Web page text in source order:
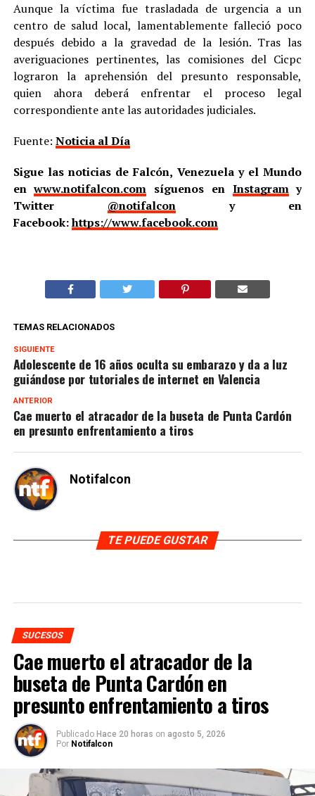
Aunque la víctima fue trasladada de urgencia a un
centro de salud local, lamentablemente falleció poco
después debido a la gravedad de la lesión. Tras las
averiguaciones pertinentes, las comisiones del Cicpc
lograron la aprehensión del presunto responsable,
quien ahora deberá enfrentar el proceso legal
correspondiente ante las autoridades judiciales.
Fuente: Noticia al Día
Sigue las noticias de Falcón, Venezuela y el Mundo
enwww.notifalcon.com síguenos en Instagramy
Twitter @notifalcony en
Facebook:https://www.facebook.com
TEMAS RELACIONADOS
SIGUIENTE
Adolescente de 16 años oculta su embarazo y da a luz
guiándose por tutoriales de internet en Valencia
ANTERIOR
Cae muerto el atracador de la buseta de Punta Cardón
en presunto enfrentamiento a tiros
Notifalcon
TE PUEDE GUSTAR
SUCESOS
Cae muerto el atracador de la
buseta de Punta Cardón en
presunto enfrentamiento a tiros
Publicado Hace 20 horas on agosto 5, 2026
Por Notifalcon